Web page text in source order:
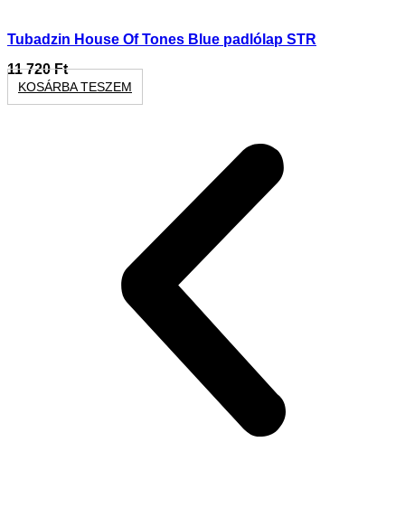
Tubadzin House Of Tones Blue padlólap STR
11 720Ft
KOSÁRBA TESZEM